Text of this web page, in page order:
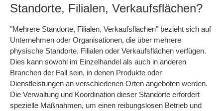
Standorte, Filialen, Verkaufsflächen?
"Mehrere Standorte, Filialen, Verkaufsflächen" bezieht sich auf
Unternehmen oder Organisationen, die über mehrere
physische Standorte, Filialen oder Verkaufsflächen verfügen.
Dies kann sowohl im Einzelhandel als auch in anderen
Branchen der Fall sein, in denen Produkte oder
Dienstleistungen an verschiedenen Orten angeboten werden.
Die Verwaltung und Koordination dieser Standorte erfordert
spezielle Maßnahmen, um einen reibungslosen Betrieb und